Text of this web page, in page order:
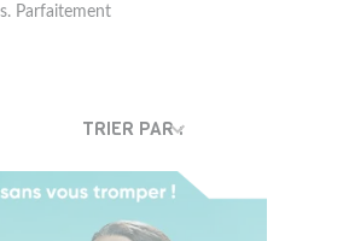
Parfaitement
TRIER PAR :